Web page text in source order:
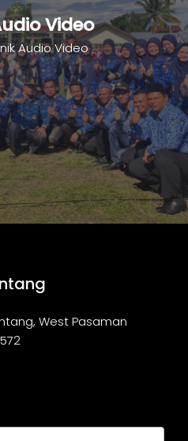
Video
Audio Video
West Pasaman